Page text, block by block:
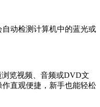
动检测计算机中的蓝光或
览视频、音频或DVD文
直观便捷，新手也能轻松